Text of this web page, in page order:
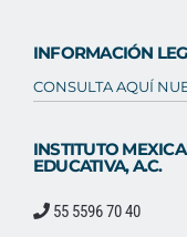
INFORMACIÓN
CONSULTA AQUÍ
INSTITUTO
EDUCATIVA, A.C.
55 5596 70 40